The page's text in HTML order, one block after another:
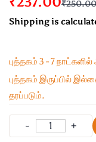
₹250.00
Shipping is
புத்தகம் 3 - 7
புத்தகம் இருப்பில்
தரப்படும்.